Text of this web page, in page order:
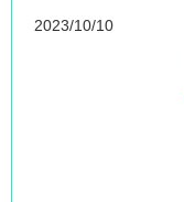
2023/10/10